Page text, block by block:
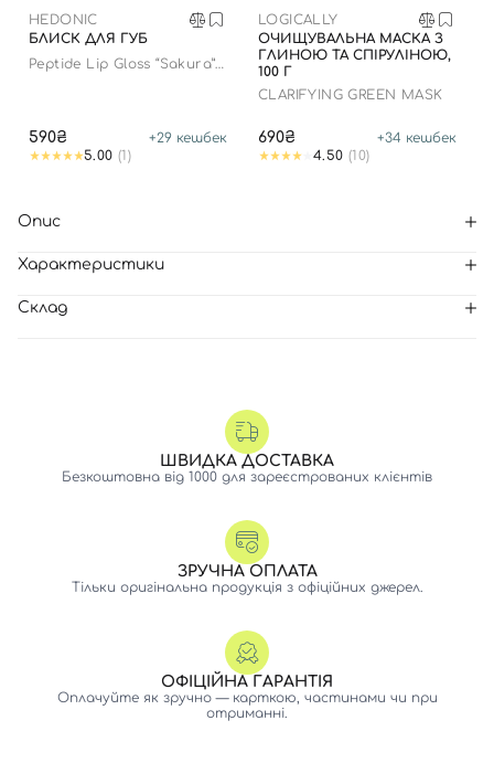
HEDONIC
БЛИСК ДЛЯ ГУБ
Peptide Lip Gloss “Sakura”
590₴ +29 кешбек
5.00 (1)
LOGICALLY
ОЧИЩУВАЛЬНА МАСКА З
ГЛИНОЮ ТА СПІРУЛІНОЮ,
100 Г
CLARIFYING GREEN MASK
690₴ +34 кешбек
4.50 (10)
Опис
Характеристики
Склад
ШВИДКА ДОСТАВКА
Безкоштовна від 1000 для зареєстрованих клієнтів
ЗРУЧНА ОПЛАТА
Тільки оригінальна продукція з офіційних джерел.
ОФІЦІЙНА ГАРАНТІЯ
Оплачуйте як зручно — карткою, частинами чи при
отриманні.